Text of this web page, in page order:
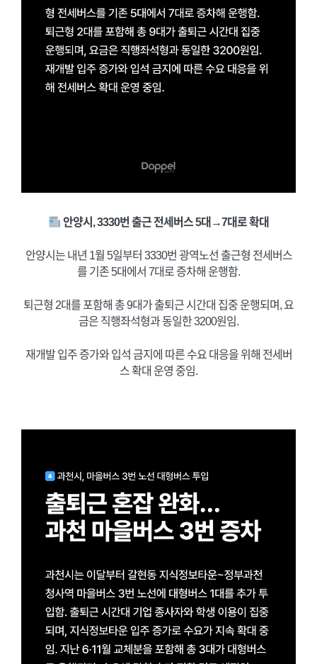
안양시, 3330번 출근 전세버스 5대→7대로 확대
안양시는 내년 1월 5일부터 3330번 광역노선 출근형 전세버스
를 기존 5대에서 7대로 증차해 운행함.
퇴근형 2대를 포함해 총 9대가 출퇴근 시간대 집중 운행되며, 요
금은 직행좌석형과 동일한 3200원임.
재개발 입주 증가와 입석 금지에 따른 수요 대응을 위해 전세버
스 확대 운영 중임.